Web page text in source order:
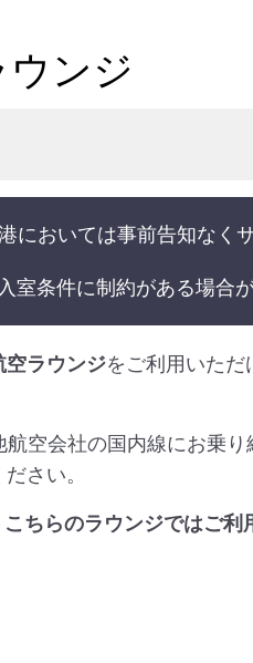
ウンジ
においては事前告知なく
室条件に制約がある場合が
空ラウンジをご利用いた
空会社の国内線にお乗
さい。
ちらのラウンジではご利